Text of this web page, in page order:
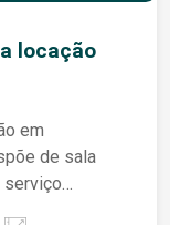
locação
em
de sala
serviço